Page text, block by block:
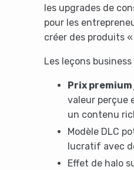
les upgrades de
pour les
créer des produits
Les leçons
Prix
valeur perçue
un contenu
Modèle DLC
lucratif avec
Effet de halo